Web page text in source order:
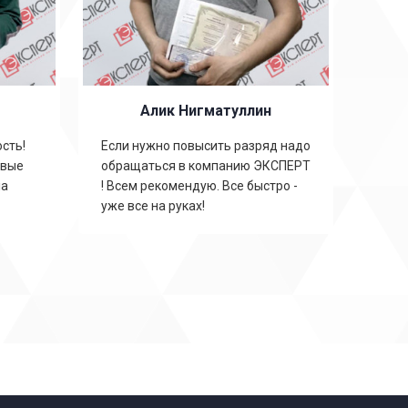
Алик Нигматуллин
Если нужно повысить разряд надо
обращаться в компанию ЭКСПЕРТ
! Всем рекомендую. Все быстро -
уже все на руках!